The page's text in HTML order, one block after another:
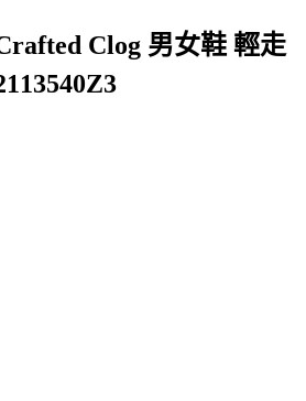
Clog 男女鞋 輕走